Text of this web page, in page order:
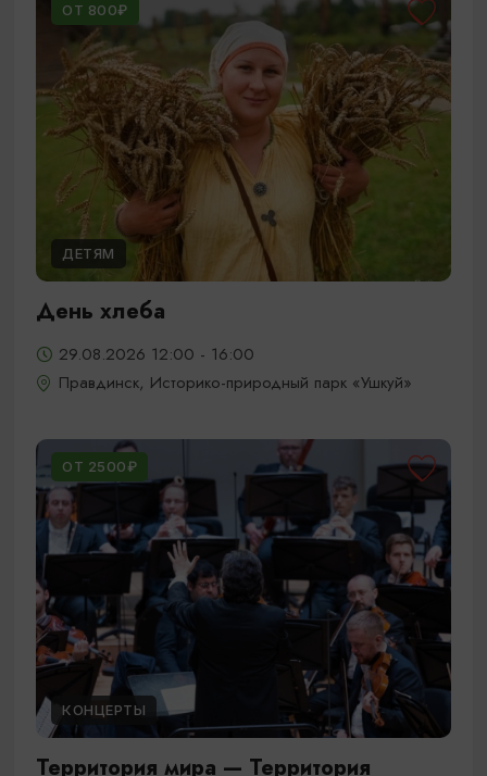
ОТ 800₽
ДЕТЯМ
День хлеба
29.08.2026 12:00 - 16:00
Правдинск, Историко-природный парк «Ушкуй»
ОТ 2500₽
КОНЦЕРТЫ
Территория мира — Территория